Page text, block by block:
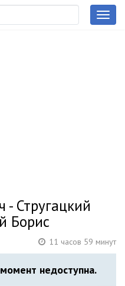
- Стругацкий
Борис
11 часов 59 минут
недоступна.